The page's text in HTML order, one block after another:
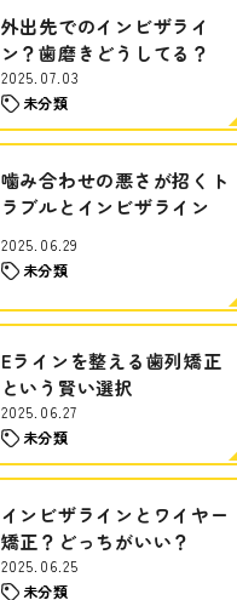
外出先でのインビザライ
ン？歯磨きどうしてる？
2025.07.03
未分類
噛み合わせの悪さが招くト
ラブルとインビザライン
2025.06.29
未分類
Eラインを整える歯列矯正
という賢い選択
2025.06.27
未分類
インビザラインとワイヤー
矯正？どっちがいい？
2025.06.25
未分類